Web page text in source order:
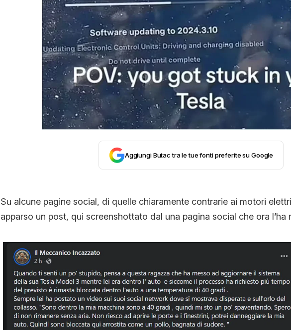
STORIA E CITAZIONI
INTRATTENIMENTO
COMPLOTTI, LEGGENDE URBANE ED
EDITORIALI
TRUFFE E SOCIAL NETWORK
CLIMA ED ENERGIA
CONTATTI
CHI SIAMO
Aggiungi Butac tra le tue fonti preferite su Google
Su alcune pagine social, di quelle chiaramente contrarie ai motori
apparso un post, qui screenshottato dal una pagina social che ora l’ha